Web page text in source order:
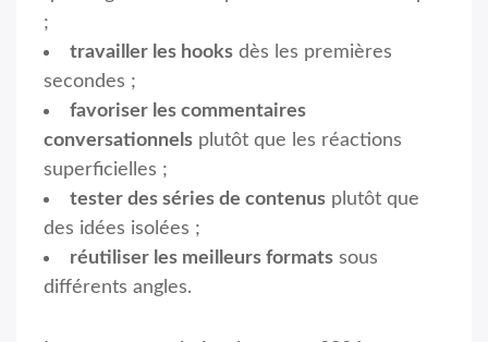
;
travailler les hooks dès les premières
secondes ;
favoriser les commentaires
conversationnels plutôt que les réactions
superficielles ;
tester des séries de contenus plutôt que
des idées isolées ;
réutiliser les meilleurs formats sous
différents angles.